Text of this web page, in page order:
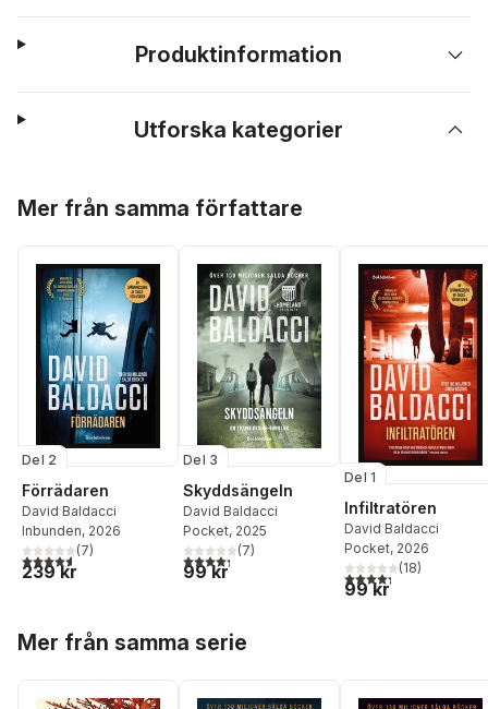
Produktinformation
Utforska kategorier
Mer från samma författare
Del 2
Förrädaren
David Baldacci
Inbunden, 2026
4,6utav 5 stjärnor. Totalt antal röster:
(7)
239 kr
Del 3
Skyddsängeln
David Baldacci
Pocket, 2025
4,3utav 5 stjärnor. Totalt antal röster:
(7)
99 kr
Del 1
Infiltratören
David Baldacci
Pocket, 2026
4,3utav 5 stjärnor.
(18)
99 kr
Mer från samma serie